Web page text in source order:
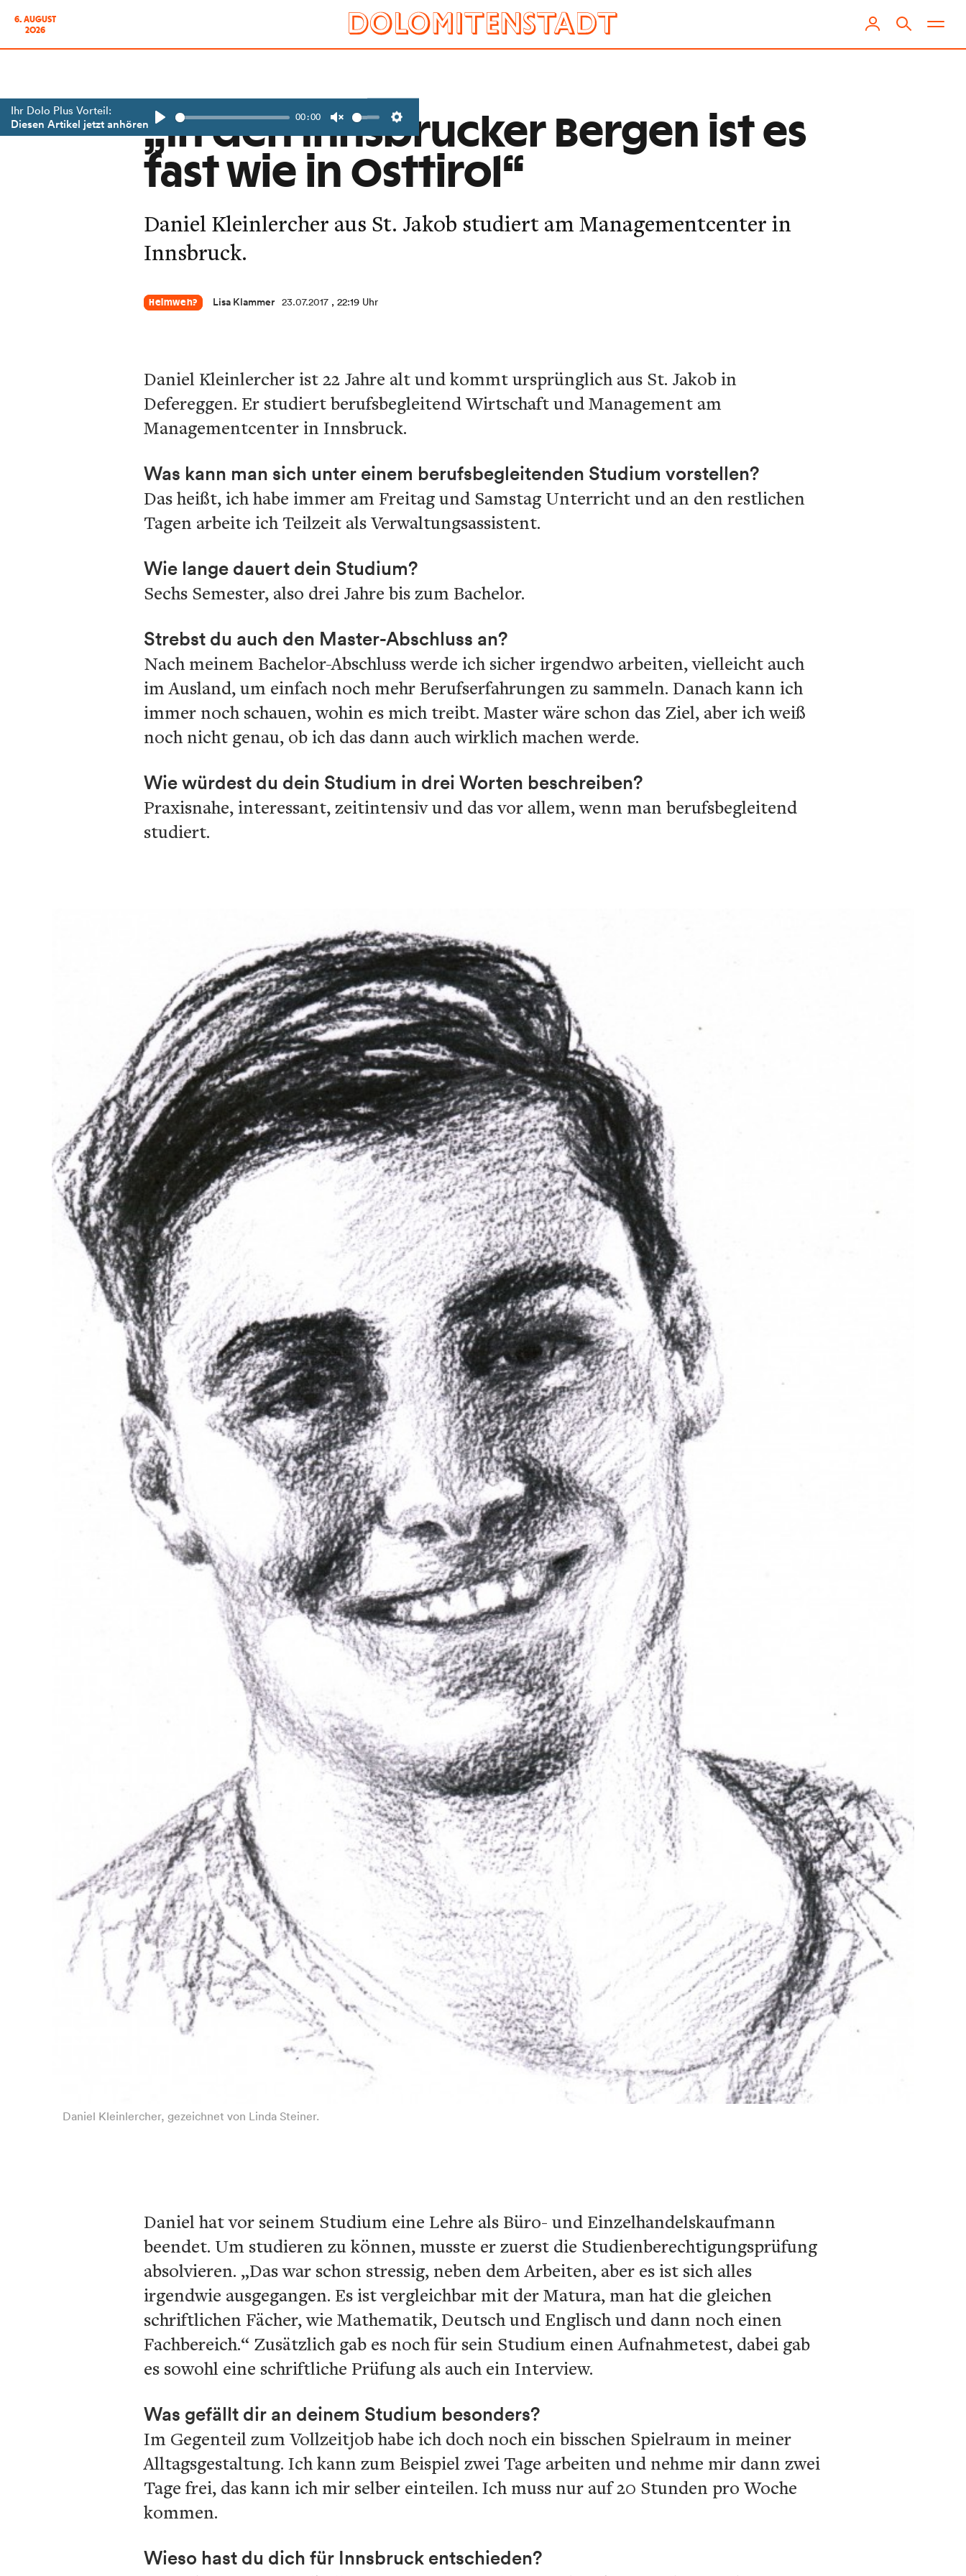
6. AUGUST
2026
Ihr Dolo Plus Vorteil:
Diesen Artikel jetzt anhören 00:00
Settings
„In den Innsbrucker Bergen ist es
fast wie in Osttirol“
Daniel Kleinlercher aus St. Jakob studiert am Managementcenter in
Innsbruck.
Heimweh? Lisa Klammer 23.07.2017 , 22:19 Uhr
Daniel Kleinlercher ist 22 Jahre alt und kommt ursprünglich aus St. Jakob in
Defereggen. Er studiert berufsbegleitend Wirtschaft und Management am
Managementcenter in Innsbruck.
Was kann man sich unter einem berufsbegleitenden Studium vorstellen?
Das heißt, ich habe immer am Freitag und Samstag Unterricht und an den restlichen
Tagen arbeite ich Teilzeit als Verwaltungsassistent.
Wie lange dauert dein Studium?
Sechs Semester, also drei Jahre bis zum Bachelor.
Strebst du auch den Master-Abschluss an?
Nach meinem Bachelor-Abschluss werde ich sicher irgendwo arbeiten, vielleicht auch
im Ausland, um einfach noch mehr Berufserfahrungen zu sammeln. Danach kann ich
immer noch schauen, wohin es mich treibt. Master wäre schon das Ziel, aber ich weiß
noch nicht genau, ob ich das dann auch wirklich machen werde.
Wie würdest du dein Studium in drei Worten beschreiben?
Praxisnahe, interessant, zeitintensiv und das vor allem, wenn man berufsbegleitend
studiert.
Daniel Kleinlercher, gezeichnet von Linda Steiner.
Daniel hat vor seinem Studium eine Lehre als Büro- und Einzelhandelskaufmann
beendet. Um studieren zu können, musste er zuerst die Studienberechtigungsprüfung
absolvieren. „Das war schon stressig, neben dem Arbeiten, aber es ist sich alles
irgendwie ausgegangen. Es ist vergleichbar mit der Matura, man hat die gleichen
schriftlichen Fächer, wie Mathematik, Deutsch und Englisch und dann noch einen
Fachbereich.“ Zusätzlich gab es noch für sein Studium einen Aufnahmetest, dabei gab
es sowohl eine schriftliche Prüfung als auch ein Interview.
Was gefällt dir an deinem Studium besonders?
Im Gegenteil zum Vollzeitjob habe ich doch noch ein bisschen Spielraum in meiner
Alltagsgestaltung. Ich kann zum Beispiel zwei Tage arbeiten und nehme mir dann zwei
Tage frei, das kann ich mir selber einteilen. Ich muss nur auf 20 Stunden pro Woche
kommen.
Wieso hast du dich für Innsbruck entschieden?